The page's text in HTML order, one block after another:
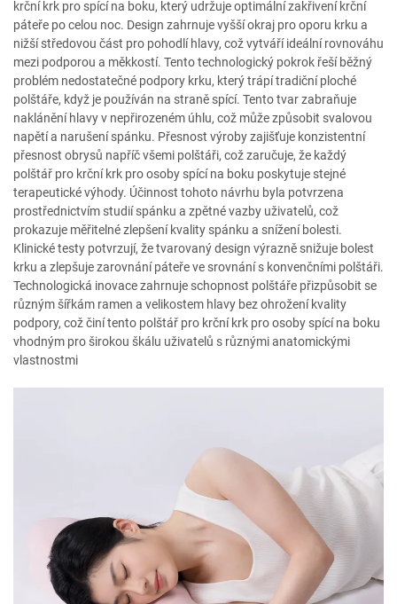
krční krk pro spící na boku, který udržuje optimální zakřivení krční
páteře po celou noc. Design zahrnuje vyšší okraj pro oporu krku a
nižší středovou část pro pohodlí hlavy, což vytváří ideální rovnováhu
mezi podporou a měkkostí. Tento technologický pokrok řeší běžný
problém nedostatečné podpory krku, který trápí tradiční ploché
polštáře, když je používán na straně spící. Tento tvar zabraňuje
naklánění hlavy v nepřirozeném úhlu, což může způsobit svalovou
napětí a narušení spánku. Přesnost výroby zajišťuje konzistentní
přesnost obrysů napříč všemi polštáři, což zaručuje, že každý
polštář pro krční krk pro osoby spící na boku poskytuje stejné
terapeutické výhody. Účinnost tohoto návrhu byla potvrzena
prostřednictvím studií spánku a zpětné vazby uživatelů, což
prokazuje měřitelné zlepšení kvality spánku a snížení bolesti.
Klinické testy potvrzují, že tvarovaný design výrazně snižuje bolest
krku a zlepšuje zarovnání páteře ve srovnání s konvenčními polštáři.
Technologická inovace zahrnuje schopnost polštáře přizpůsobit se
různým šířkám ramen a velikostem hlavy bez ohrožení kvality
podpory, což činí tento polštář pro krční krk pro osoby spící na boku
vhodným pro širokou škálu uživatelů s různými anatomickými
vlastnostmi